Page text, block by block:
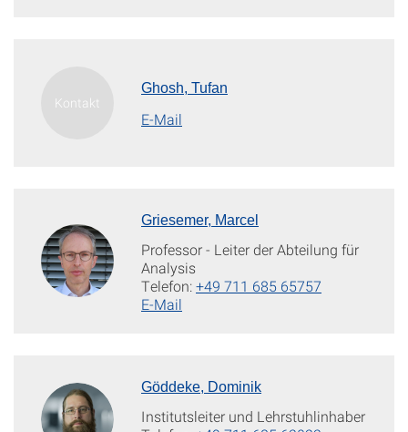
Ghosh, Tufan
E-Mail
Griesemer, Marcel
Professor - Leiter der Abteilung für
Analysis
Telefon:+49 711 685 65757
E-Mail
Göddeke, Dominik
Institutsleiter und Lehrstuhlinhaber